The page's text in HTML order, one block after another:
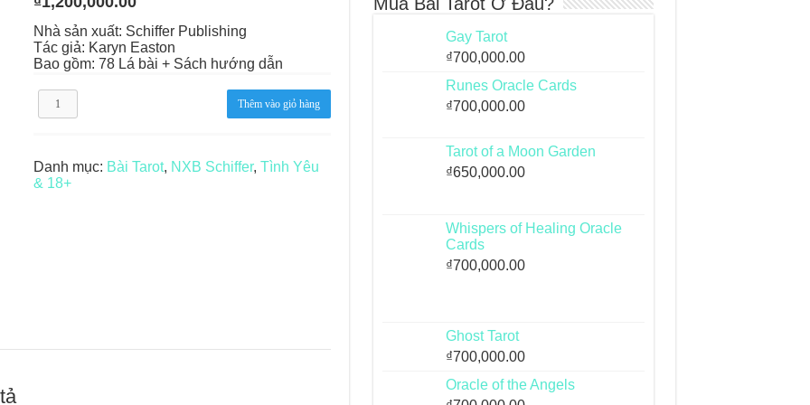
– Lá Số 68: Drop Into Your Heart
– Lá Số 67: The Swan
– Lá Số 66: Coming Together
– Lá Số 65: The Breaking
Nhà sản xuất: Schiffer Publishing
Tác giả: Karyn Easton
Bao gồm: 78 Lá bài + Sách hướng dẫn
Tarot
Lovers’
lượng
Thêm vào giỏ hàng
Danh mục: Bài Tarot, NXB Schiffer,Tình Yêu
& 18+
Gay Tarot
₫700,000.00
Runes Oracle Cards
₫700,000.00
Tarot of a Moon Garden
₫650,000.00
Whispers of Healing Oracle
Cards
₫700,000.00
Ghost Tarot
₫700,000.00
Oracle of the Angels